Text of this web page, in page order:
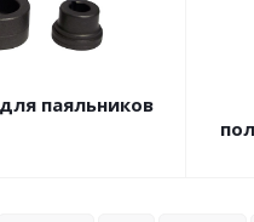
паяльников